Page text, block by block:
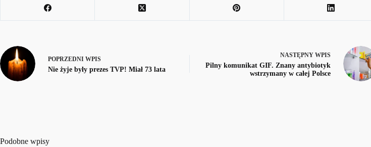
POPRZEDNI WPIS
Nie żyje były prezes TVP! Miał 73 lata
NASTĘPNY WPIS
Pilny komunikat GIF. Znany antybiotyk
wstrzymany w całej Polsce
Podobne wpisy